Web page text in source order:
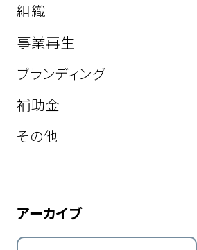
組織
事業再生
ブランディング
補助金
その他
アーカイブ